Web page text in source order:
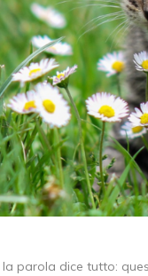
parola dice tutto: